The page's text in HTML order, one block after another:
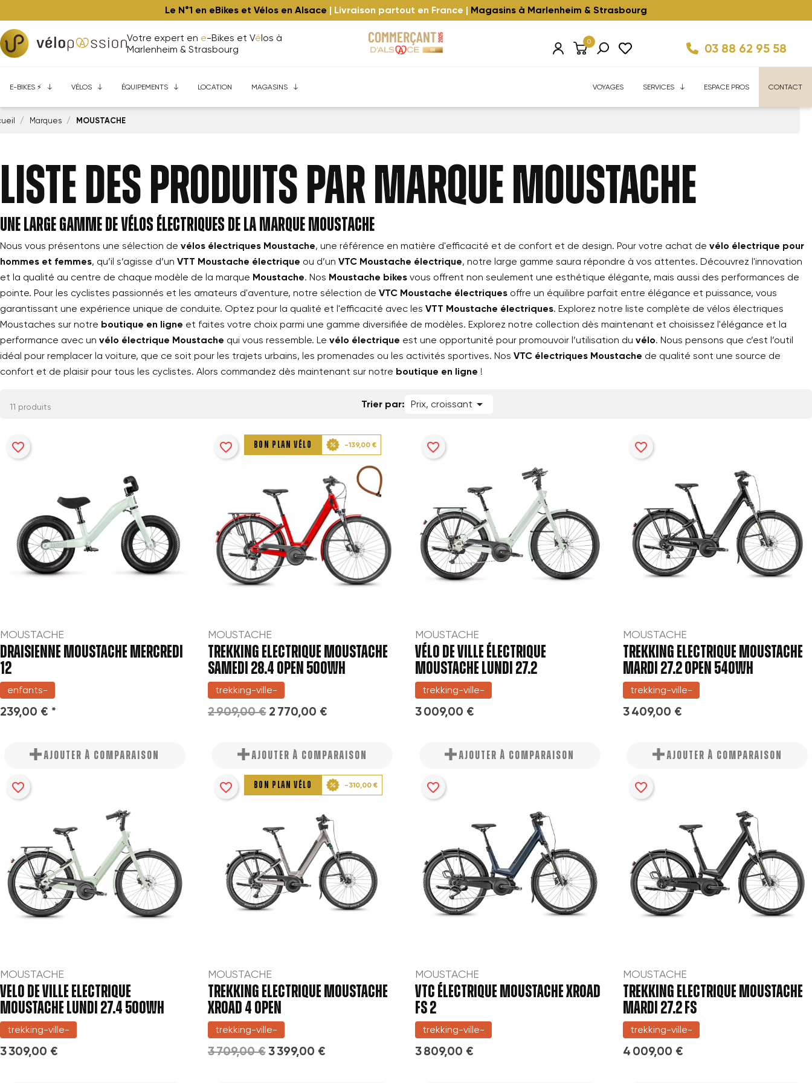
Le N°1 en eBikes et Vélos en Alsace | Livraison partout en France | Magasins à Marlenheim & Strasbourg
Votre expert en e-Bikes et Vélos à
Marlenheim & Strasbourg
0 03 88 62 95 58
E-BIKES ⚡️ VÉLOS ÉQUIPEMENTS LOCATION MAGASINS VOYAGES SERVICES ESPACE PROS CONTACT
Marques MOUSTACHE
Liste des produits par marque MOUSTACHE
Une large gamme de vélos électriques de la marque Moustache
Nous vous présentons une sélection de vélos électriques Moustache, une référence en matière d'efficacité et de confort et de design. Pour votre achat de vélo électrique pour
hommes et femmes, qu’il s’agisse d’un VTT Moustache électrique ou d’un VTC Moustache électrique, notre large gamme saura répondre à vos attentes. Découvrez l'innovation
et la qualité au centre de chaque modèle de la marque Moustache. Nos Moustache bikes vous offrent non seulement une esthétique élégante, mais aussi des performances de
pointe. Pour les cyclistes passionnés et les amateurs d'aventure, notre sélection de VTC Moustache électriques offre un équilibre parfait entre élégance et puissance, vous
garantissant une expérience unique de conduite. Optez pour la qualité et l'efficacité avec les VTT Moustache électriques. Explorez notre liste complète de vélos électriques
Moustaches sur notre boutique en ligne et faites votre choix parmi une gamme diversifiée de modèles. Explorez notre collection dès maintenant et choisissez l'élégance et la
performance avec un vélo électrique Moustache qui vous ressemble. Le vélo électrique est une opportunité pour promouvoir l’utilisation du vélo. Nous pensons que c’est l’outil
idéal pour remplacer la voiture, que ce soit pour les trajets urbains, les promenades ou les activités sportives. Nos VTC électriques Moustache de qualité sont une source de
confort et de plaisir pour tous les cyclistes. Alors commandez dès maintenant sur notre boutique en ligne !
11 produits Trier par: Prix, croissant 
MOUSTACHE
DRAISIENNE MOUSTACHE MERCREDI
12
enfants-
239,00 € *
favorite_border
AJOUTER À COMPARAISON
MOUSTACHE
TREKKING ELECTRIQUE MOUSTACHE
SAMEDI 28.4 OPEN 500WH
trekking-ville-
2 909,00 € 2 770,00 €
BON PLAN VÉLO -139,00 €
favorite_border
AJOUTER À COMPARAISON
MOUSTACHE
VÉLO DE VILLE ÉLECTRIQUE
MOUSTACHE LUNDI 27.2
trekking-ville-
3 009,00 €
favorite_border
AJOUTER À COMPARAISON
MOUSTACHE
TREKKING ELECTRIQUE MOUSTACHE
MARDI 27.2 OPEN 540WH
trekking-ville-
3 409,00 €
favorite_border
AJOUTER À COMPARAISON
MOUSTACHE
VELO DE VILLE ELECTRIQUE
MOUSTACHE LUNDI 27.4 500WH
trekking-ville-
3 309,00 €
favorite_border
MOUSTACHE
TREKKING ELECTRIQUE MOUSTACHE
XROAD 4 OPEN
trekking-ville-
3 709,00 €3 399,00 €
BON PLAN VÉLO -310,00 €
favorite_border
MOUSTACHE
VTC ÉLECTRIQUE MOUSTACHE XROAD
FS 2
trekking-ville-
3 809,00 €
favorite_border
MOUSTACHE
TREKKING ELECTRIQUE MOUSTACHE
MARDI 27.2 FS
trekking-ville-
4 009,00 €
favorite_border